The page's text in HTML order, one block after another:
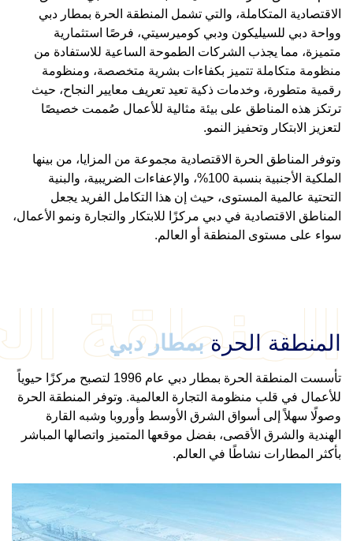
الاقتصادية المتكاملة، والتي تشمل المنطقة الحرة بمطار دبي
وواحة دبي للسيليكون ودبي كوميرسيتي، فرصًا استثمارية
متميزة، مما يجذب الشركات الطموحة الساعية للاستفادة من
منظومة متكاملة تتميز بكفاءات بشرية متخصصة، ومنظومة
رقمية متطورة، وخدمات ذكية تعيد تعريف معايير النجاح، حيث
ترتكز هذه المناطق على بيئة مثالية للأعمال صُممت خصيصًا
لتعزيز الابتكار وتحفيز النمو.
وتوفر المناطق الحرة الاقتصادية مجموعة من المزايا، من بينها
الملكية الأجنبية بنسبة 100%، والإعفاءات الضريبية، والبنية
التحتية عالمية المستوى، حيث إن هذا التكامل الفريد يجعل
المناطق الاقتصادية في دبي مركزًا للابتكار والتجارة ونمو الأعمال،
سواء على مستوى المنطقة أو العالم.
المنطقة
المنطقة الحرةبمطار دبي
تأسست المنطقة الحرة بمطار دبي عام 1996 لتصبح مركزًا حيوياً
للأعمال في قلب منظومة التجارة العالمية. وتوفر المنطقة الحرة
وصولًا سهلاً إلى أسواق الشرق الأوسط وأوروبا وشبه القارة
الهندية والشرق الأقصى، بفضل موقعها المتميز واتصالها المباشر
بأكثر المطارات نشاطًا في العالم.